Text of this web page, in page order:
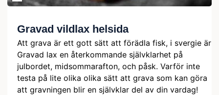
Gravad vildlax helsida
Att grava är ett gott sätt att förädla fisk, i svergie är
Gravad lax en återkommande självklarhet på
julbordet, midsommarafton, och påsk. Varför inte
testa på lite olika olika sätt att grava som kan göra
att gravningen blir en självklar del av din vardag!